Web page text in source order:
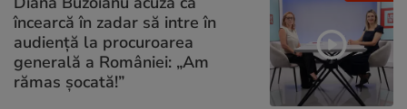
încearcă în zadar să intre în
audiență la procuroarea
generală a României: „Am
rămas șocată!”